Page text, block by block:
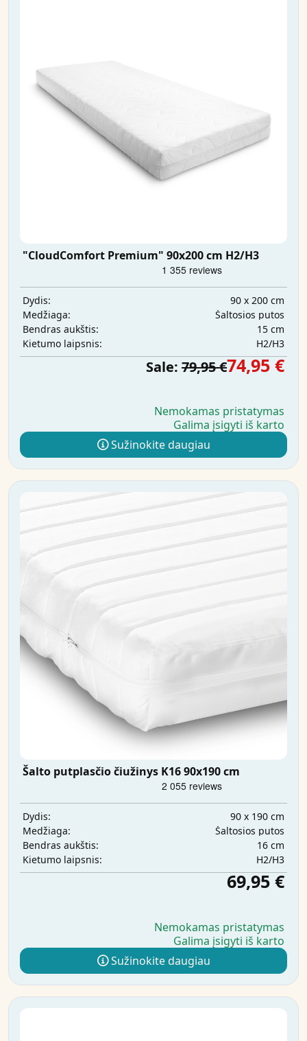
"CloudComfort Premium" 90x200 cm H2/H3
Dydis:
90 x 200 cm
Medžiaga:
Šaltosios putos
Bendras aukštis:
15 cm
Kietumo laipsnis:
H2/H3
Sale: 79,95 €74,95 €
Nemokamas pristatymas
Galima įsigyti iš karto
Sužinokite daugiau
Šalto putplasčio čiužinys K16 90x190 cm
Dydis:
90 x 190 cm
Medžiaga:
Šaltosios putos
Bendras aukštis:
16 cm
Kietumo laipsnis:
H2/H3
69,95 €
Nemokamas pristatymas
Galima įsigyti iš karto
Sužinokite daugiau